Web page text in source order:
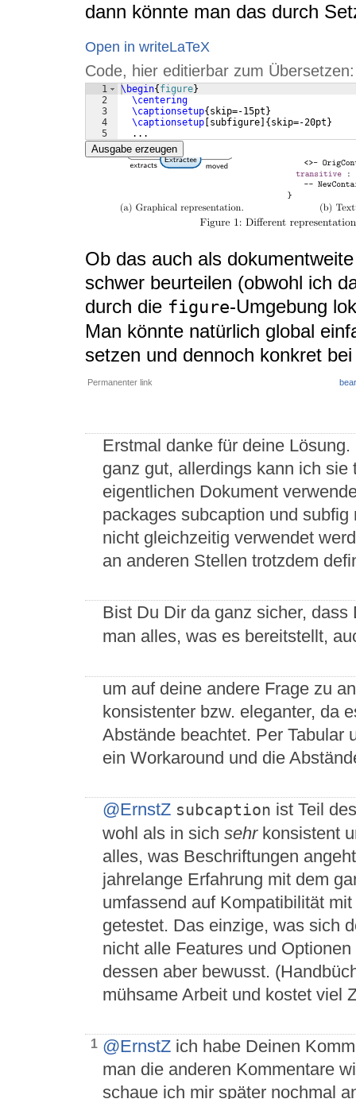
dann könnte man das durch
Open in writeLaTeX
Code, hier editierbar zum Übersetzen:
1
2
3
4
5
\begin{ figure}
\centering
\captionsetup{ skip=-15pt }
\captionsetup subfigure { skip=-20pt }
  ...
Ausgabe erzeugen
Ob das auch als
schwer beurteilen (obwohl ich
durch die figure-Umgebung
Man könnte natürlich global
setzen und dennoch konkret
Permanenter link
Erstmal danke für deine
ganz gut, allerdings kann ich
eigentlichen Dokument
packages subcaption und
nicht gleichzeitig verwendet
an anderen Stellen trotzdem
Bist Du Dir da ganz sicher,
man alles, was es bereitstellt,
um auf deine andere Frage zu
konsistenter bzw. eleganter, da
Abstände beachtet. Per Tabular
ein Workaround und die
@ErnstZ subcaption ist Teil
wohl als in sich sehrkonsistent
alles, was Beschriftungen
jahrelange Erfahrung mit dem
umfassend auf Kompatibilität
getestet. Das einzige, was sich
nicht alle Features und
dessen aber bewusst.
mühsame Arbeit und kostet viel
1 @ErnstZ ich habe Deinen
man die anderen Kommentare
schaue ich mir später nochmal